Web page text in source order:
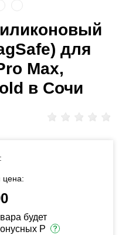
для
Max,
в Сочи
цена:
будет
Р